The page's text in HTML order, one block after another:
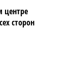
центре
сторон